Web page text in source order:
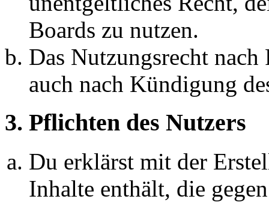
Boards zu nutzen.
Das Nutzungsrecht
auch nach Kündigung
3. Pflichten des Nutzers
Du erklärst mit der
Inhalte enthält, die